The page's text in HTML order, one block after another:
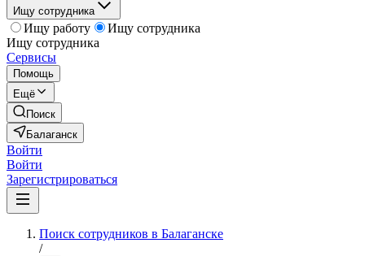
Ищу сотрудника
Ищу работу
Ищу сотрудника
Ищу сотрудника
Сервисы
Помощь
Ещё
Поиск
Балаганск
Войти
Войти
Зарегистрироваться
Поиск сотрудников в Балаганске
/